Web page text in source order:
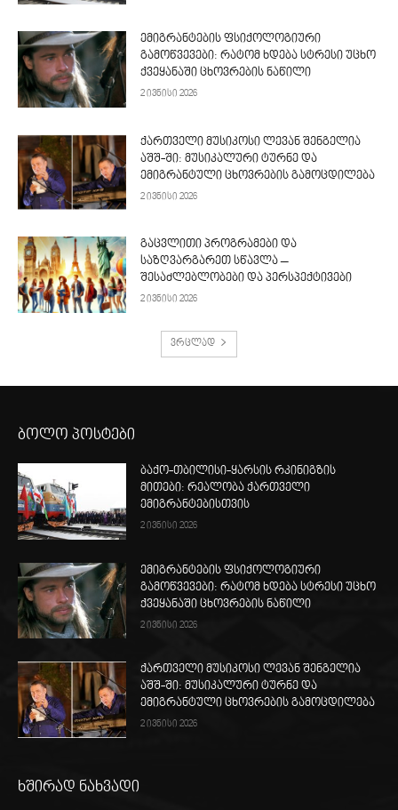
ემიგრანტების ფსიქოლოგიური
გამოწვევები: რატომ ხდება სტრესი უცხო
ქვეყანაში ცხოვრების ნაწილი
2 ივნისი 2026
ქართველი მუსიკოსი ლევან შენგელია
აშშ-ში: მუსიკალური ტურნე და
ემიგრანტული ცხოვრების გამოცდილება
2 ივნისი 2026
გაცვლითი პროგრამები და
საზღვარგარეთ სწავლა –
შესაძლებლობები და პერსპექტივები
2 ივნისი 2026
ვრცლად
ბოლო პოსტები
ბაქო-თბილისი-ყარსის რკინიგზის
მითები: რეალობა ქართველი
ემიგრანტებისთვის
2 ივნისი 2026
ემიგრანტების ფსიქოლოგიური
გამოწვევები: რატომ ხდება სტრესი უცხო
ქვეყანაში ცხოვრების ნაწილი
2 ივნისი 2026
ქართველი მუსიკოსი ლევან შენგელია
აშშ-ში: მუსიკალური ტურნე და
ემიგრანტული ცხოვრების გამოცდილება
2 ივნისი 2026
ხშირად ნახვადი